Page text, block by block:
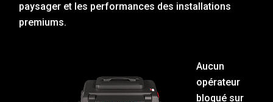
paysager et les performances des installations
premiums.
Aucun
opérateur
bloqué sur